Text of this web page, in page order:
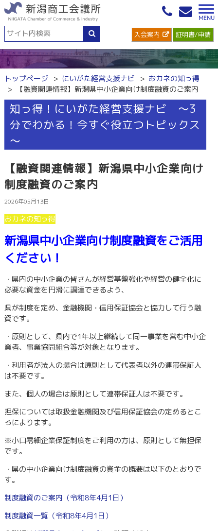
入会案内 証明書/申請
トップページ にいがた経営支援ナビ
おカネの知っ得
【融資関連情報】新潟県中小企業向け制度融資のご案内
知っ得！にいがた経営支援ナビ ～3
分でわかる！今すぐ役立つトピックス
～
【融資関連情報】新潟県中小企業向け
制度融資のご案内
2026年05月13日
おカネの知っ得
新潟県中小企業向け制度融資をご活用
ください！
・県内の中小企業の皆さんが経営基盤強化や経営の健全化に
必要な資金を円滑に調達できるよう、
県が制度を定め、金融機関・信用保証協会と協力して行う融
資です。
・原則として、県内で1年以上継続して同一事業を営む中小企
業者、事業協同組合等が対象となります。
・利用者が法人の場合は原則として代表者以外の連帯保証人
は不要です。
また、個人の場合は原則として連帯保証人は不要です。
担保については取扱金融機関及び信用保証協会の定めるとこ
ろによります。
※小口零細企業保証制度をご利用の方は、原則として無担保
です。
・県の中小企業向け制度融資の資金の概要は以下のとおりで
す。
制度融資のご案内（令和8年4月1日）
制度融資一覧（令和8年4月1日）